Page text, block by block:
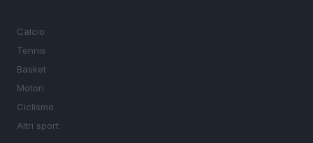
Calcio
Tennis
Basket
Motori
Ciclismo
Altri sport